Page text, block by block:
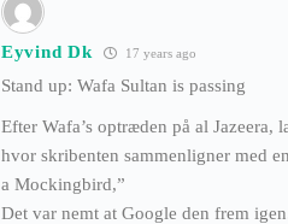
Eyvind Dk 17 years ago
Stand up: Wafa Sultan is passing
Efter Wafa’s optræden på al Jazeera,
hvor skribenten sammenligner med
a Mockingbird,”
Det var nemt at Google den frem